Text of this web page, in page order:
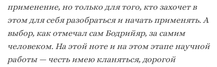
применение, но только для того, кто захочет в
этом для себя разобраться и начать применять. А
выбор, как отмечал сам Бодрийяр, за самим
человеком. На этой ноте и на этом этапе научной
работы — честь имею кланяться, дорогой